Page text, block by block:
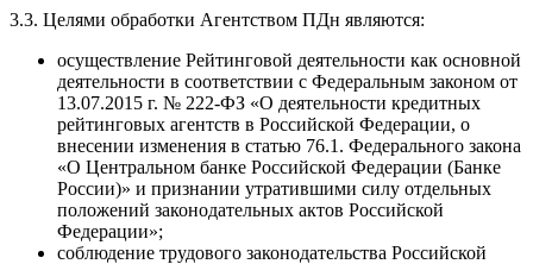
3.3. Целями обработки Агентством ПДн являются:
осуществление Рейтинговой деятельности как основной
деятельности в соответствии с Федеральным законом от
13.07.2015 г. № 222-ФЗ «О деятельности кредитных
рейтинговых агентств в Российской Федерации, о
внесении изменения в статью 76.1. Федерального закона
«О Центральном банке Российской Федерации (Банке
России)» и признании утратившими силу отдельных
положений законодательных актов Российской
Федерации»;
соблюдение трудового законодательства Российской